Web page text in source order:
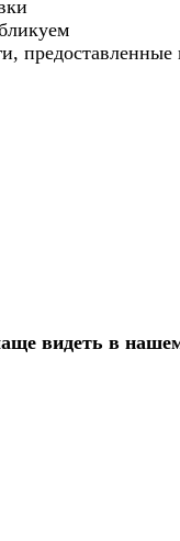
предоставленные
видеть в